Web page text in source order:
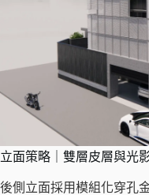
立面策略｜雙層皮層與光
後側立面採用模組化穿孔